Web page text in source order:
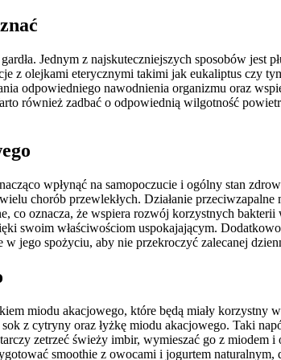
Jednym z najskuteczniejszych sposobów jest
z olejkami eterycznymi takimi jak eukaliptus czy
odpowiedniego nawodnienia organizmu oraz
również zadbać o odpowiednią wilgotność
wpłynąć na samopoczucie i ogólny stan
chorób przewlekłych. Działanie
oznacza, że wspiera rozwój korzystnych
swoim właściwościom uspokajającym.
jego spożyciu, aby nie przekroczyć zalecanej
miodu akacjowego, które będą miały korzystny
z cytryny oraz łyżkę miodu akacjowego. Taki
zetrzeć świeży imbir, wymieszać go z
smoothie z owocami i jogurtem